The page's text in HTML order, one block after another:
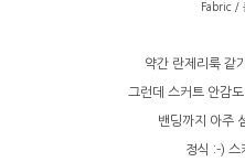
Fabric /
약간 란제리룩 같
그런데 스커트 안감
밴딩까지 아주
정식 :-) 스